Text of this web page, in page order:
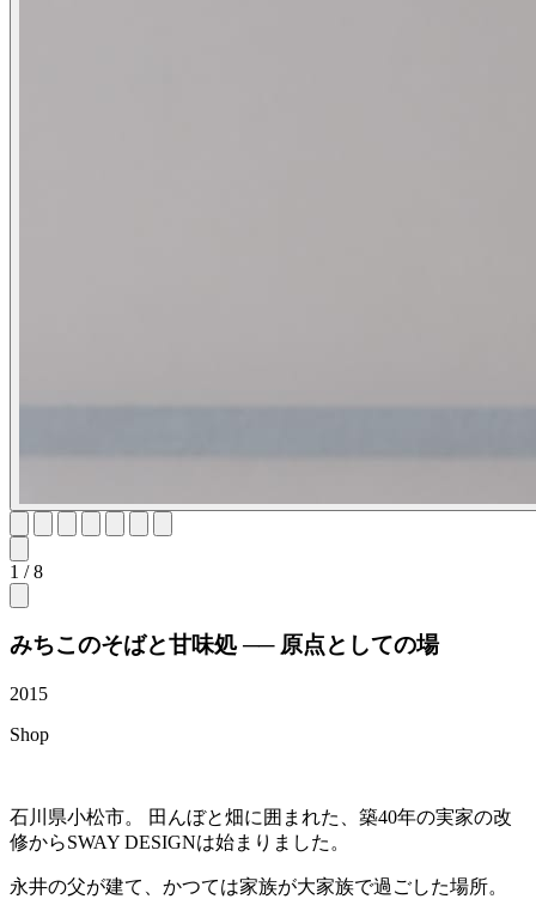
1 /8
みちこのそばと甘味処 ── 原点としての場
2015
Shop
石川県小松市。 田んぼと畑に囲まれた、築40年の実家の改
修からSWAY DESIGNは始まりました。
永井の父が建て、かつては家族が大家族で過ごした場所。